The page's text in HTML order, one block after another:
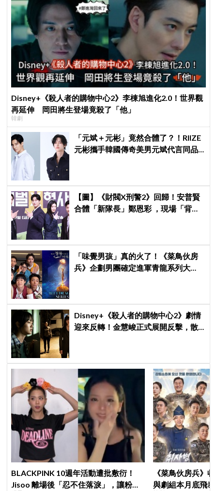
Disney+《殺人者的購物中心2》李棟旭進化2.0！世界觀
再延伸 岡田將生登場竟殺了「他」
韓劇
「元斌＋元彬」竟然合體了？！RIIZE
元彬攜手韓國傳奇美男元斌代言同品
【圖】《財閥X刑警2》回歸！安普賢
合體「新隊長」鄭恩彩 ，現場「背靠
「味覺男孩」真的火了！《菜鳥伙房
兵》企劃男團確定進軍青龍系列大
Disney+《殺人者的購物中心2》劇情
迎來反轉！金慧峻正式展開反擊，散
BLACKPINK 10週年活動遭批敷衍！
Jisoo 離場後「忍不住落淚」，讓粉絲
《菜鳥伙房兵》
與劇組本月底飛